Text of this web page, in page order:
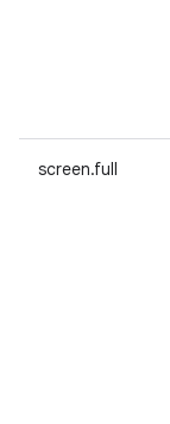
screen.full